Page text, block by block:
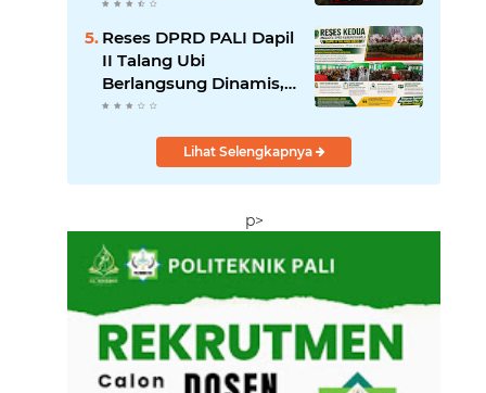
Dugaan Pengondisian
‎Reses DPRD PALI Dapil
II Talang Ubi
Berlangsung Dinamis,
Soroti Kondisi Fiskal
Absennya OPD Teknis
Lihat Selengkapnya
p>